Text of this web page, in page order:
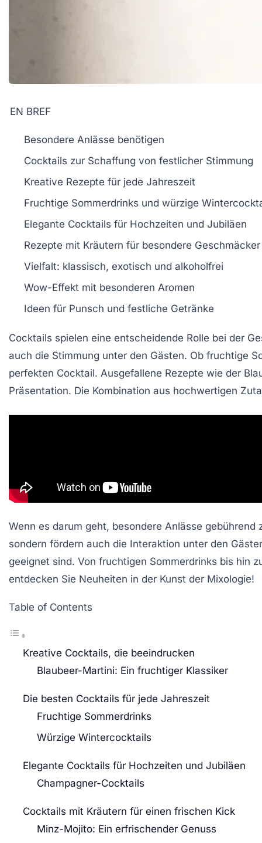
EN BREF
Besondere Anlässe benötigen
Cocktails zur Schaffung von festlicher Stimmung
Kreative Rezepte für jede Jahreszeit
Fruchtige Sommerdrinks und würzige
Elegante Cocktails für Hochzeiten und Jubiläen
Rezepte mit Kräutern für besondere Geschmäcker
Vielfalt: klassisch, exotisch und alkoholfrei
Wow-Effekt mit besonderen Aromen
Ideen für Punsch und festliche Getränke
Cocktails spielen eine entscheidende Rolle bei der
auch die Stimmung unter den Gästen. Ob fruchtige
perfekten Cocktail. Ausgefallene Rezepte wie der
Präsentation. Die Kombination aus hochwertigen
Wenn es darum geht, besondere Anlässe
sondern fördern auch die Interaktion unter den
geeignet sind. Von fruchtigen Sommerdrinks bis hin
entdecken Sie Neuheiten in der Kunst der Mixologie!
Table of Contents
Kreative Cocktails, die beeindrucken
Blaubeer-Martini: Ein fruchtiger Klassiker
Die besten Cocktails für jede Jahreszeit
Fruchtige Sommerdrinks
Würzige Wintercocktails
Elegante Cocktails für Hochzeiten und Jubiläen
Champagner-Cocktails
Cocktails mit Kräutern für einen frischen Kick
Minz-Mojito: Ein erfrischender Genuss